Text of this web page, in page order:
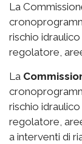
La
rischio
regolatore,
La
rischio
regolatore,
a interventi di